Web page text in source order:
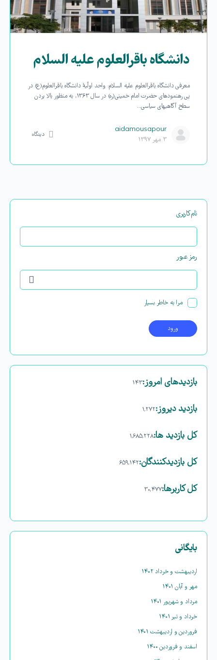
دانشگاه باقرالعلوم علیه السلام
معرفی دانشگاه باقرالعلوم علیه السلام: واحد اولّیۀ دانشگاه باقرالعلوم(ع) در
پی رهنمودهای حضرت امام خمینی(ره) در سال ۱۳۶۳، به منظور بالا بردن
سطح آگاهی­های سیاسی…
aidamousapour
۳ مهر ۱۳۹۷
دیدگاه
نام‌کاربری
رمز عبور
مرا به خاطر بسپار
بازدیدهای امروز:۱۴۳
بازدید دیروز:۱,۲۷۲
کل بازدید ها:۱,۶۸۵,۲۲۸
کل بازدیدکنند‌گان:۶۵۹,۱۴۲
کل کاربرها:۳۰,۴۷۷
بایگانی
اردیبهشت و خرداد ۱۴۰۲
مهر و آبان ۱۴۰۱
مرداد و شهریور ۱۴۰۱
خرداد و تیر ۱۴۰۱
فروردین و اردیبهشت ۱۴۰۱
اسفند و فروردین ۱۴۰۰